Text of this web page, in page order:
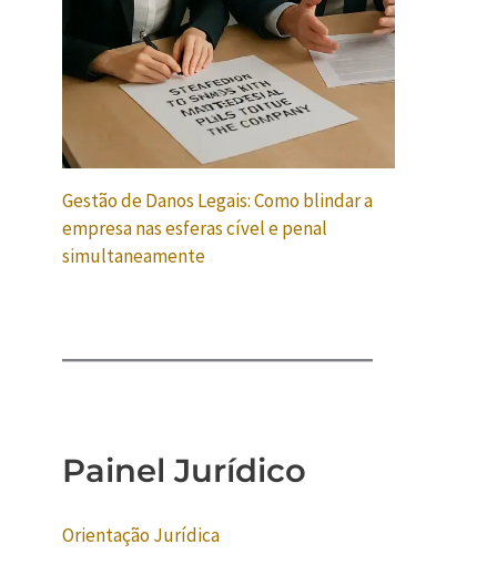
Gestão de Danos Legais: Como blindar a
empresa nas esferas cível e penal
simultaneamente
Painel Jurídico
Orientação Jurídica